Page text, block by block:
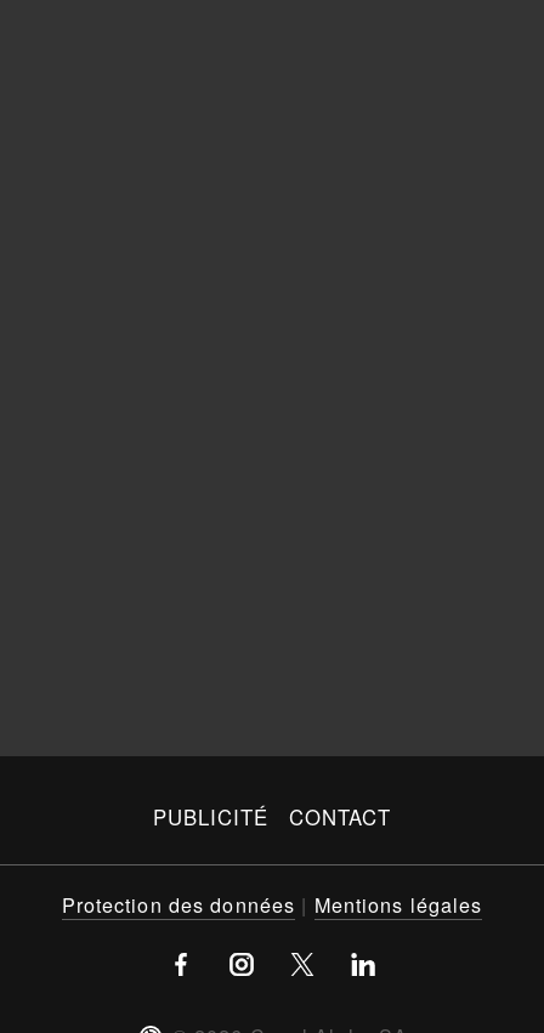
PUBLICITÉ CONTACT
Protection des données | Mentions légales